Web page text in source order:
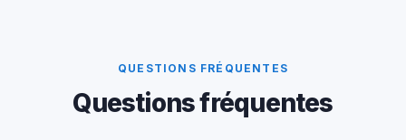
QUESTIONS FRÉQUENTES
Questions fréquentes